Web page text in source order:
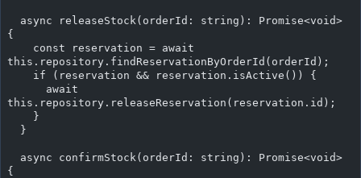
{
this.repository.findReservationByOrderId(orderId);
    if (reservation && reservation.isActive()) {
this.repository.releaseReservation(reservation.id);
    }
  }
{